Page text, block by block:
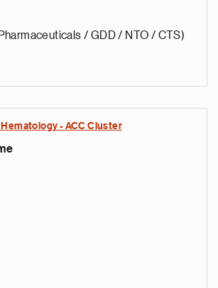
/ GDD / NTO / CTS)
Hematology - ACC Cluster